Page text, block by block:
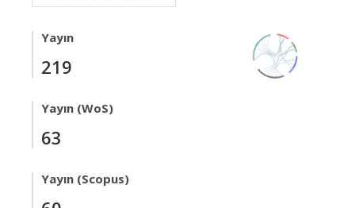
Yayın
219
Yayın (WoS)
63
Yayın (Scopus)